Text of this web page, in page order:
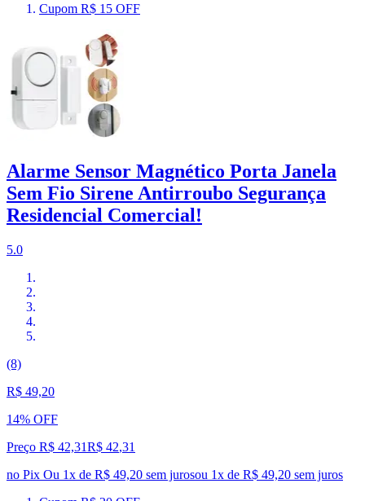
Cupom R$ 15 OFF
Alarme Sensor Magnético Porta Janela
Sem Fio Sirene Antirroubo Segurança
Residencial Comercial!
5.0
(8)
R$ 49,20
14% OFF
Preço R$ 42,31R$ 42,31
no Pix Ou 1x de R$ 49,20 sem jurosou 1x de R$ 49,20 sem juros